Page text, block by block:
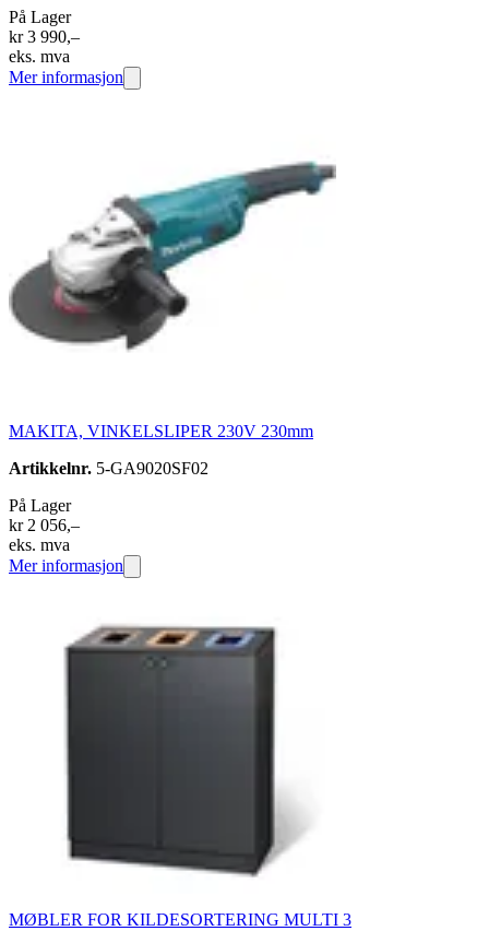
På Lager
kr 3 990,–
eks. mva
Mer informasjon
MAKITA, VINKELSLIPER 230V 230mm
Artikkelnr. 5-GA9020SF02
På Lager
kr 2 056,–
eks. mva
Mer informasjon
MØBLER FOR KILDESORTERING MULTI 3